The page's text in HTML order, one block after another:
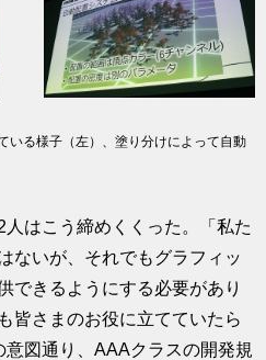
いる様子（左）、塗り分けによって自動
はこう締めくくった。「私た
ないが、それでもグラフィッ
できるようにする必要があり
皆さまのお役に立てていたら
図通り、AAAクラスの開発規